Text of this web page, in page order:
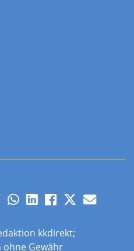
kkdirekt;
ohne Gewähr